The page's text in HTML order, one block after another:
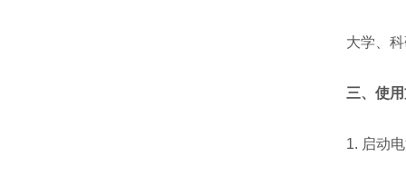
大学、科
三、使
1. 启动电